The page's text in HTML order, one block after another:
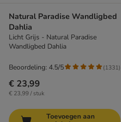
Natural Paradise Wandligbed
Dahlia
Licht Grijs - Natural Paradise
Wandligbed Dahlia
€ 23,99
€ 23,99 / stuk
Beoordeling: 4.5/5 (1331)
Toevoegen aan